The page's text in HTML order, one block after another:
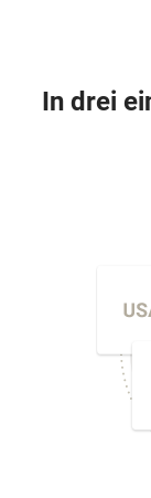
In drei